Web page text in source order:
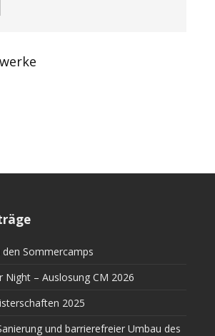
Sommercamps
Night – Auslosung CM 2026
2025
und barrierefreier Umbau des